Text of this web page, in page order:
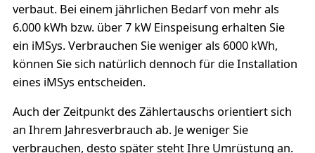
verbaut. Bei einem jährlichen Bedarf von mehr als
6.000 kWh bzw. über 7 kW Einspeisung erhalten Sie
ein iMSys. Verbrauchen Sie weniger als 6000 kWh,
können Sie sich natürlich dennoch für die Installation
eines iMSys entscheiden.
Auch der Zeitpunkt des Zählertauschs orientiert sich
an Ihrem Jahresverbrauch ab. Je weniger Sie
verbrauchen, desto später steht Ihre Umrüstung an.